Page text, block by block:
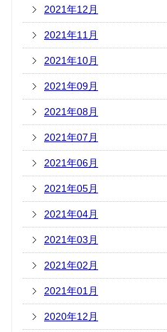
2021年12月
2021年11月
2021年10月
2021年09月
2021年08月
2021年07月
2021年06月
2021年05月
2021年04月
2021年03月
2021年02月
2021年01月
2020年12月